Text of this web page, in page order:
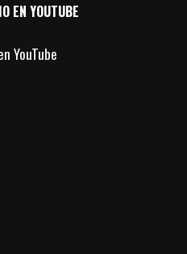
EN YOUTUBE